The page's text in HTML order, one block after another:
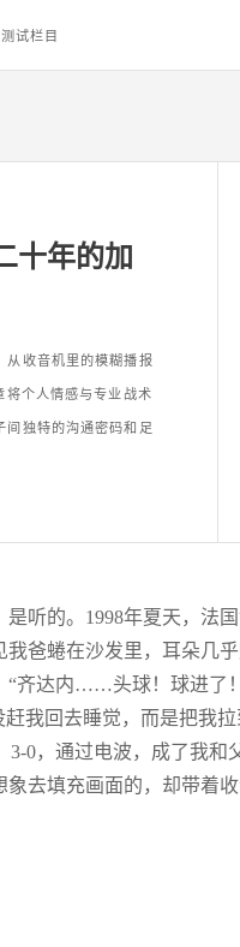
试栏目
十年的加
从收音机里的模糊播报
将个人情感与专业战术
间独特的沟通密码和足
听的。1998年夏天，法
爸蜷在沙发里，耳朵几
齐达内……头球！球进了
我回去睡觉，而是把我拉
0，通过电波，成了我和
去填充画面的，却带着